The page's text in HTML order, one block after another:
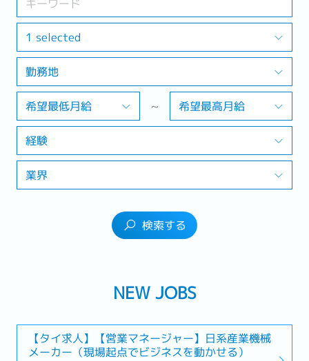
勤務地
1 selected
勤務地
希望最低月給 ~ 希望最高月給
経験
業界
検索する
NEW JOBS
【タイ求人】【営業マネージャー】日系産業機械
メーカー（現場起点でビジネスを動かせる）